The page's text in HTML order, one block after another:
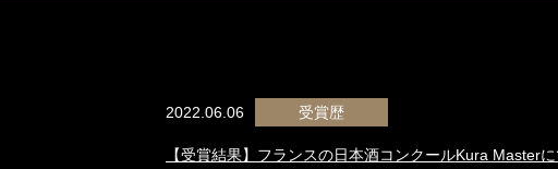
2022.06.06 受賞歴
【受賞結果】フランスの日本酒コンクールKura Master